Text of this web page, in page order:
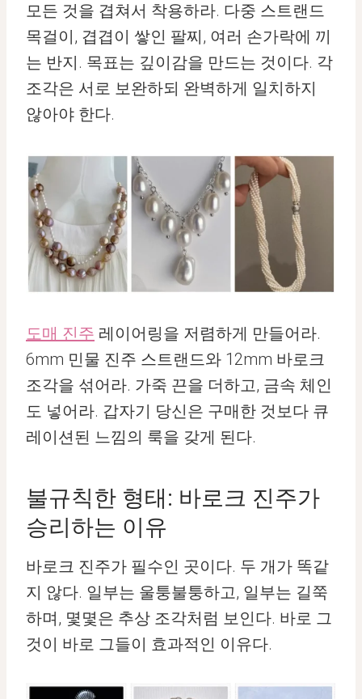
모든 것을 겹쳐서 착용하라. 다중 스트랜드
목걸이, 겹겹이 쌓인 팔찌, 여러 손가락에 끼
는 반지. 목표는 깊이감을 만드는 것이다. 각
조각은 서로 보완하되 완벽하게 일치하지
않아야 한다.
도매 진주 레이어링을 저렴하게 만들어라.
6mm 민물 진주 스트랜드와 12mm 바로크
조각을 섞어라. 가죽 끈을 더하고, 금속 체인
도 넣어라. 갑자기 당신은 구매한 것보다 큐
레이션된 느낌의 룩을 갖게 된다.
불규칙한 형태: 바로크 진주가
승리하는 이유
바로크 진주가 필수인 곳이다. 두 개가 똑같
지 않다. 일부는 울퉁불퉁하고, 일부는 길쭉
하며, 몇몇은 추상 조각처럼 보인다. 바로 그
것이 바로 그들이 효과적인 이유다.